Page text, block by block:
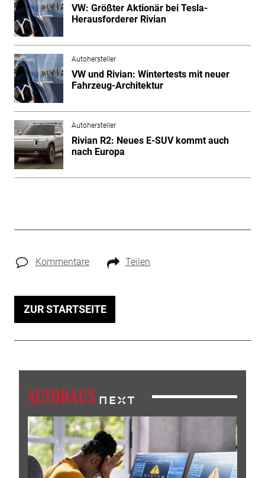
VW: Größter Aktionär bei Tesla-
Herausforderer Rivian
Autohersteller
VW und Rivian: Wintertests mit neuer
Fahrzeug-Architektur
Autohersteller
Rivian R2: Neues E-SUV kommt auch
nach Europa
Kommentare Teilen
ZUR STARTSEITE